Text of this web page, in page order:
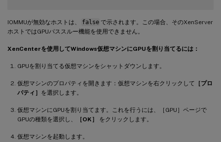
IOMMUが無効なホストは、 false で示されます。この場合、そのXenServer
ホストではGPUパススルー機能を使用できません。
XenCenterを使用してWindows仮想マシンにGPUを割り当てるには：
GPUを割り当てる仮想マシンをシャットダウンします。
仮想マシンのプロパティを開きます：仮想マシンを右クリックして ［プロ
パティ］ を選択します。
仮想マシンにGPUを割り当てます。これを行うには、［GPU］ページで
GPUの種類を選択し、
［OK］ をクリックします。
仮想マシンを起動します。